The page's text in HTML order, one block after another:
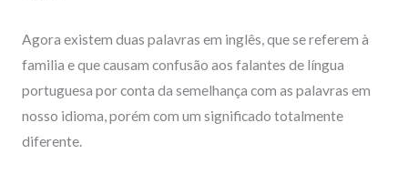
Agora existem duas palavras em inglês, que se referem à
familia e que causam confusão aos falantes de língua
portuguesa por conta da semelhança com as palavras em
nosso idioma, porém com um significado totalmente
diferente.